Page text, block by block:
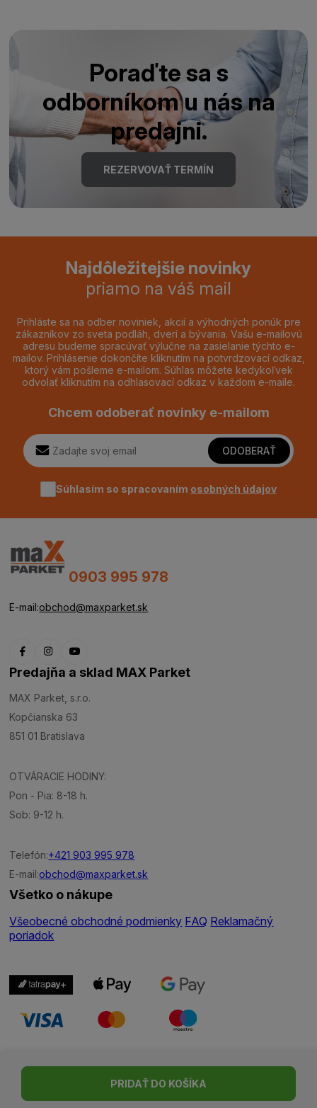
PRIDAŤ DO KOŠÍKA
Poraďte sa s
odborníkom u nás na
predajni.
REZERVOVAŤ TERMÍN
Najdôležitejšie novinky
priamo na váš mail
Prihláste sa na odber noviniek, akcií a výhodných ponúk pre
zákazníkov zo sveta podláh, dverí a bývania. Vašu e-mailovú
adresu budeme spracúvať výlučne na zasielanie týchto e-
mailov. Prihlásenie dokončíte kliknutím na potvrdzovací odkaz,
ktorý vám pošleme e-mailom. Súhlas môžete kedykoľvek
odvolať kliknutím na odhlasovací odkaz v každom e-maile.
Chcem odoberať novinky e-mailom
ODOBERAŤ
Súhlasím so spracovaním osobných údajov
0903 995 978
E-mail:obchod@maxparket.sk
Predajňa a sklad MAX Parket
MAX Parket, s.r.o.
Kopčianska 63
851 01 Bratislava
OTVÁRACIE HODINY:
Pon - Pia: 8-18 h.
Sob: 9-12 h.
Telefón:+421 903 995 978
E-mail:obchod@maxparket.sk
Všetko o nákupe
Všeobecné obchodné podmienky FAQ Reklamačný
poriadok
| © Všetky práva vyhradené | Made with ♥
byMadviso